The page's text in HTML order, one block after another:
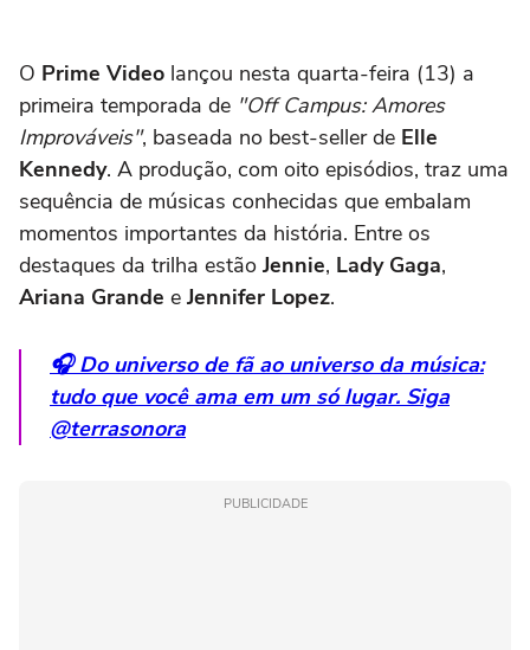
O Prime Video lançou nesta quarta-feira (13) a
primeira temporada de "Off Campus: Amores
Improváveis", baseada no best-seller de Elle
Kennedy. A produção, com oito episódios, traz uma
sequência de músicas conhecidas que embalam
momentos importantes da história. Entre os
destaques da trilha estão Jennie, Lady Gaga,
Ariana Grande e Jennifer Lopez.
🎧 Do universo de fã ao universo da música:
tudo que você ama em um só lugar. Siga
@terrasonora
PUBLICIDADE